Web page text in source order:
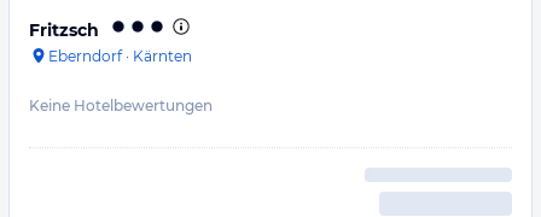
Fritzsch
Eberndorf· Kärnten
Keine Hotelbewertungen